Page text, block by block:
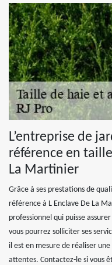
L’entreprise de
référence en
La Martinier
Grâce à ses prestations de
référence à L Enclave De La
professionnel qui puisse
vous pourrez solliciter ses
il est en mesure de réaliser
attentes. Contactez-le si vous